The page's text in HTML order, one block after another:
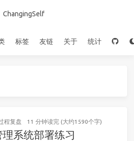
ChangingSelf
标签 友链 关于 统计
程复盘 11 分钟读完 (大约1590个字)
系统部署练习